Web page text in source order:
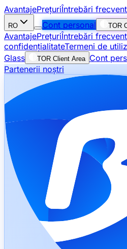
AvantajePrețuriÎntrebări
RO Cont personal TOR
AvantajePrețuriÎntrebări
confidențialitateTermeni de
Glass
TOR Client Area Cont
Partenerii noștri